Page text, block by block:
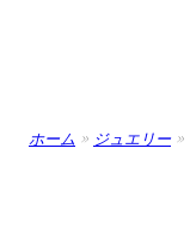
ホーム » ジュエリー »